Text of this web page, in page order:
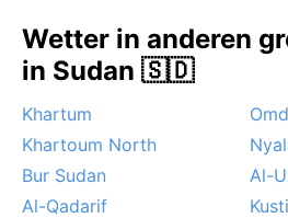
Wetter in anderen
in Sudan 🇸🇩
Khartum
Khartoum North
Bur Sudan
Al-
Al-Qadarif
Kusti